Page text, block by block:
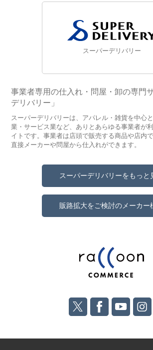
スーパーデリバリー
事業者専用の仕入れ・問屋・卸の専門
デリバリー」
スーパーデリバリーは、アパレル・雑貨を中心
業・サービス業など、ありとあらゆる事業者が
イトです。事業者は店頭で販売する商品や店内
直接メーカーや問屋から仕入れができます。
スーパーデリバリーをもっと
販路拡大をご検討のメーカー